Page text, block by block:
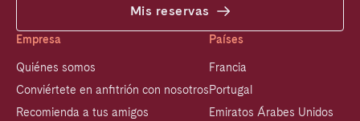
Mis reservas
Empresa
Quiénes somos
Conviértete en anfitrión con nosotros
Recomienda a tus amigos
Países
Francia
Portugal
Emiratos Árabes Unidos